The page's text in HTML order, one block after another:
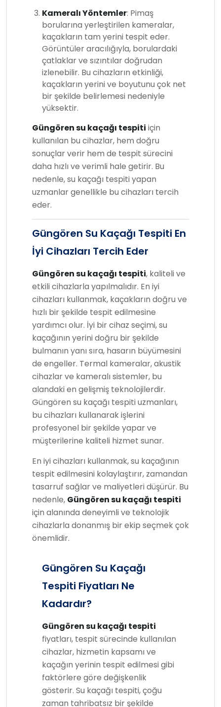
Kameralı Yöntemler: Pimaş
borularına yerleştirilen kameralar,
kaçakların tam yerini tespit eder.
Görüntüler aracılığıyla, borulardaki
çatlaklar ve sızıntılar doğrudan
izlenebilir. Bu cihazların etkinliği,
kaçakların yerini ve boyutunu çok net
bir şekilde belirlemesi nedeniyle
yüksektir.
Güngören su kaçağı tespiti için
kullanılan bu cihazlar, hem doğru
sonuçlar verir hem de tespit sürecini
daha hızlı ve verimli hale getirir. Bu
nedenle, su kaçağı tespiti yapan
uzmanlar genellikle bu cihazları tercih
eder.
Güngören Su Kaçağı Tespiti En
İyi Cihazları Tercih Eder
Güngören su kaçağı tespiti, kaliteli ve
etkili cihazlarla yapılmalıdır. En iyi
cihazları kullanmak, kaçakların doğru ve
hızlı bir şekilde tespit edilmesine
yardımcı olur. İyi bir cihaz seçimi, su
kaçağının yerini doğru bir şekilde
bulmanın yanı sıra, hasarın büyümesini
de engeller. Termal kameralar, akustik
cihazlar ve kameralı sistemler, bu
alandaki en gelişmiş teknolojilerdir.
Güngören su kaçağı tespiti uzmanları,
bu cihazları kullanarak işlerini
profesyonel bir şekilde yapar ve
müşterilerine kaliteli hizmet sunar.
En iyi cihazları kullanmak, su kaçağının
tespit edilmesini kolaylaştırır, zamandan
tasarruf sağlar ve maliyetleri düşürür. Bu
nedenle, Güngören su kaçağı tespiti
için alanında deneyimli ve teknolojik
cihazlarla donanmış bir ekip seçmek çok
önemlidir.
Güngören Su Kaçağı
Tespiti Fiyatları Ne
Kadardır?
Güngören su kaçağı tespiti
fiyatları, tespit sürecinde kullanılan
cihazlar, hizmetin kapsamı ve
kaçağın yerinin tespit edilmesi gibi
faktörlere göre değişkenlik
gösterir. Su kaçağı tespiti, çoğu
zaman tahribatsız bir şekilde